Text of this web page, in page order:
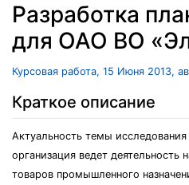
Разработка
для ОАО ВО
Курсовая работа, 15 Июня 2013,
Краткое описание
Актуальность темы исследования
организация ведет деятельность
товаров промышленного